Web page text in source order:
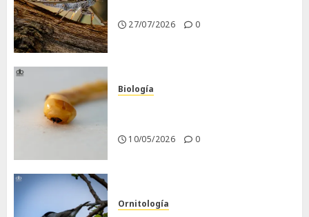
27/07/2026 0
Biología
10/05/2026 0
Ornitología